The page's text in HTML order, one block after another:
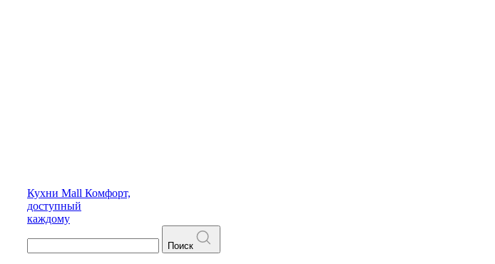
Кухни Mall Комфорт,
доступный
каждому
Поиск